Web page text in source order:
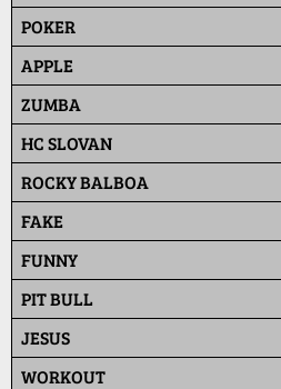
POKER
APPLE
ZUMBA
HC SLOVAN
ROCKY BALBOA
FAKE
FUNNY
PIT BULL
JESUS
WORKOUT